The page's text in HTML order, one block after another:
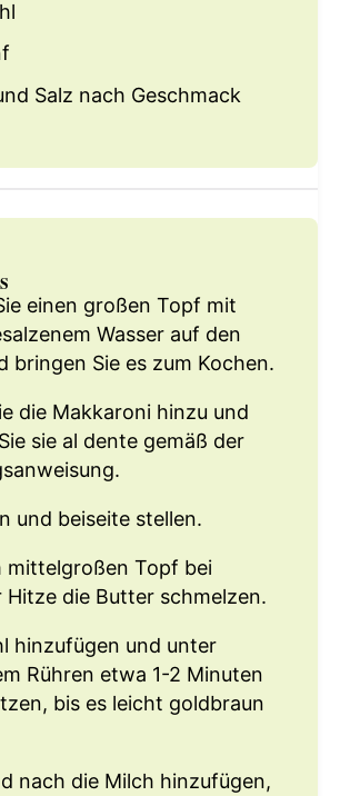
Salz nach Geschmack
einen großen Topf mit
Wasser auf den
bringen Sie es zum Kochen.
die Makkaroni hinzu und
sie al dente gemäß der
und beiseite stellen.
mittelgroßen Topf bei
Hitze die Butter schmelzen.
hinzufügen und unter
Rühren etwa 1-2 Minuten
bis es leicht goldbraun
nach die Milch hinzufügen,